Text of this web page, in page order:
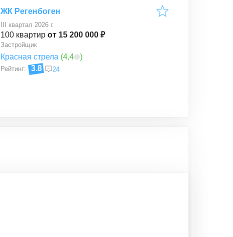
ЖК Регенбоген
III квартал 2026 г.
100 квартир от 15 200 000 ₽
Застройщик
Красная стрела (4,4 )
Рейтинг: 3.8 24